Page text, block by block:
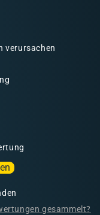
verursachen
gesammelt?